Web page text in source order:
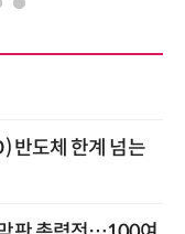
반도체 한계 넘는